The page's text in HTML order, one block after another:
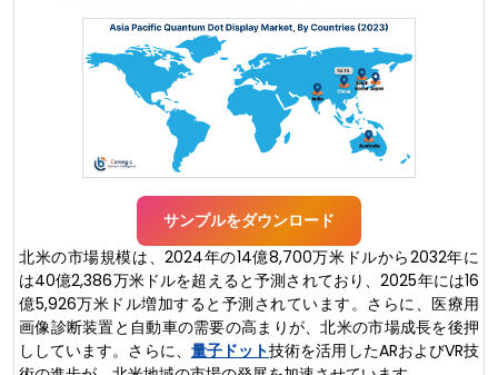
サンプルをダウンロード
北米の市場規模は、2024年の14億8,700万米ドルから2032年に
は40億2,386万米ドルを超えると予測されており、2025年には16
億5,926万米ドル増加すると予測されています。さらに、医療用
画像診断装置と自動車の需要の高まりが、北米の市場成長を後押
ししています。さらに、 量子ドット技術を活用したARおよびVR技